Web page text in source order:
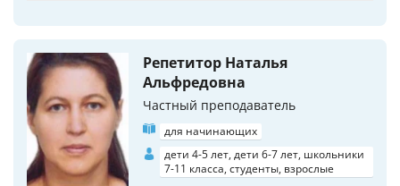
Репетитор Наталья
Альфредовна
Частный преподаватель
для начинающих
дети 4-5 лет, дети 6-7 лет, школьники
7-11 класса, студенты, взрослые